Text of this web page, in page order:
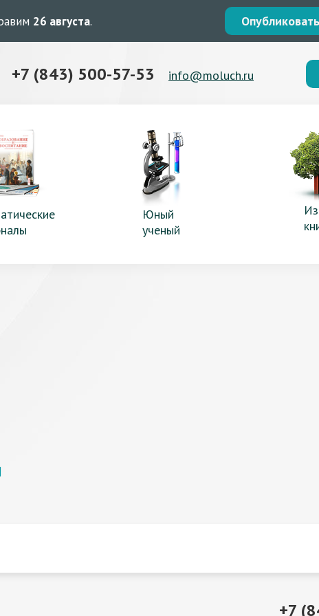
26 августа.
+7 (843) 500-57-53 info@moluch.ru
Юный
ученый
+7